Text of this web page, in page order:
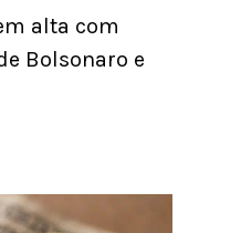
alta com
Bolsonaro e